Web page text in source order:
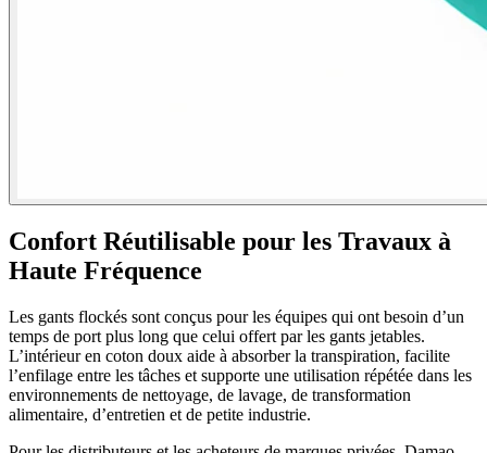
Confort Réutilisable pour les Travaux à
Haute Fréquence
Les gants flockés sont conçus pour les équipes qui ont besoin d’un
temps de port plus long que celui offert par les gants jetables.
L’intérieur en coton doux aide à absorber la transpiration, facilite
l’enfilage entre les tâches et supporte une utilisation répétée dans les
environnements de nettoyage, de lavage, de transformation
alimentaire, d’entretien et de petite industrie.